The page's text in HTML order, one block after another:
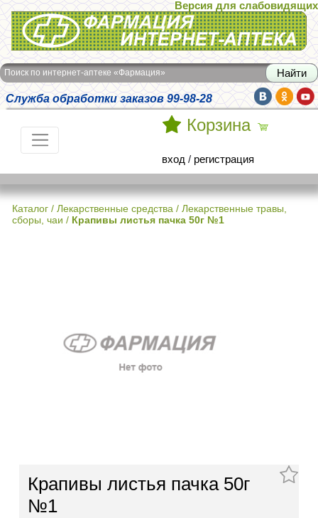
Интернет-аптека Фармация
Версия для слабовидящих
Поиск по интернет-аптеке «Фармация»
Служба обработки заказов 99-98-28
Корзина
вход / регистрация
Каталог / Лекарственные средства / Лекарственные травы,
сборы, чаи / Крапивы листья пачка 50г №1
Крапивы листья пачка 50г
№1